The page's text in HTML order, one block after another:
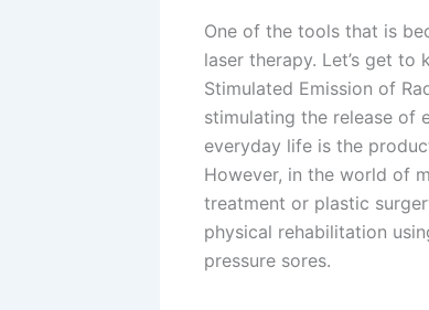
One of the tools that is
laser therapy. Let’s get
Stimulated Emission of
stimulating the release of
everyday life is the
However, in the world of
treatment or plastic
physical rehabilitation
pressure sores.